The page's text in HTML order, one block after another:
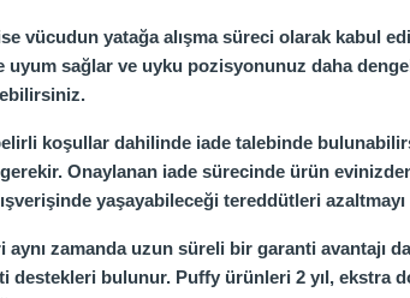
vücudun yatağa alışma süreci olarak kabul
sağlar ve uyku pozisyonunuz daha
koşullar dahilinde iade talebinde
Onaylanan iade sürecinde ürün
yaşayabileceği tereddütleri
aynı zamanda uzun süreli bir garanti avantajı
bulunur. Puffy ürünleri 2 yıl, ekstra